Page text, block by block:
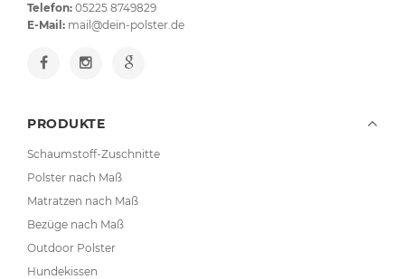
Telefon: 05225 8749829
E-Mail: mail@dein-polster.de
PRODUKTE
Schaumstoff-Zuschnitte
Polster nach Maß
Matratzen nach Maß
Bezüge nach Maß
Outdoor Polster
Hundekissen